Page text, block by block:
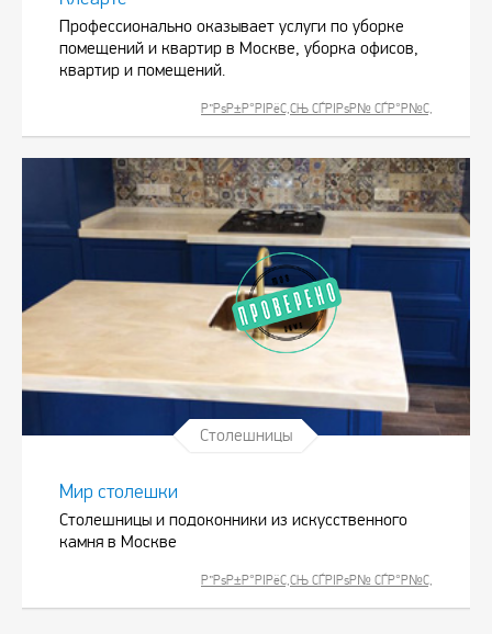
Профессионально оказывает услуги по уборке
помещений и квартир в Москве, уборка офисов,
квартир и помещений.
Р”РѕР±Р°РІРёС‚СЊ СЃРІРѕР№ СЃР°Р№С‚
Столешницы
Мир столешки
Столешницы и подоконники из искусственного
камня в Москве
Р”РѕР±Р°РІРёС‚СЊ СЃРІРѕР№ СЃР°Р№С‚